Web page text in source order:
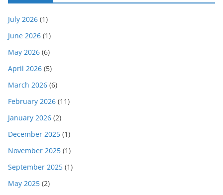
July 2026 (1)
June 2026 (1)
May 2026 (6)
April 2026 (5)
March 2026 (6)
February 2026 (11)
January 2026 (2)
December 2025 (1)
November 2025 (1)
September 2025 (1)
May 2025 (2)